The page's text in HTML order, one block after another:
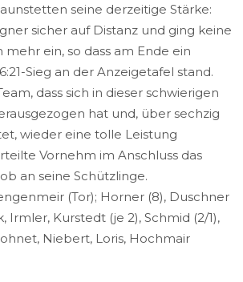
seine derzeitige Stärke:
sicher auf Distanz und ging keine
mehr ein, so dass am Ende ein
Sieg an der Anzeigetafel stand.
dass sich in dieser schwierigen
hat und, über sechzig
wieder eine tolle Leistung
Vornehm im Anschluss das
an seine Schützlinge.
(Tor); Horner (8), Duschner
Irmler, Kurstedt (je 2), Schmid (2/1),
Niebert, Loris, Hochmair